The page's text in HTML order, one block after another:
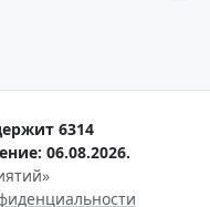
6314
06.08.2026.